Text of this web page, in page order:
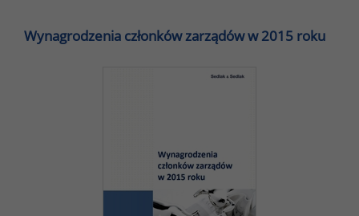
Wynagrodzenia członków zarządów w 2015 roku